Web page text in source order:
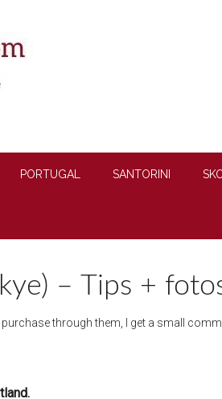
PORTUGAL SANTORINI
– Tips +
through them, I get a small